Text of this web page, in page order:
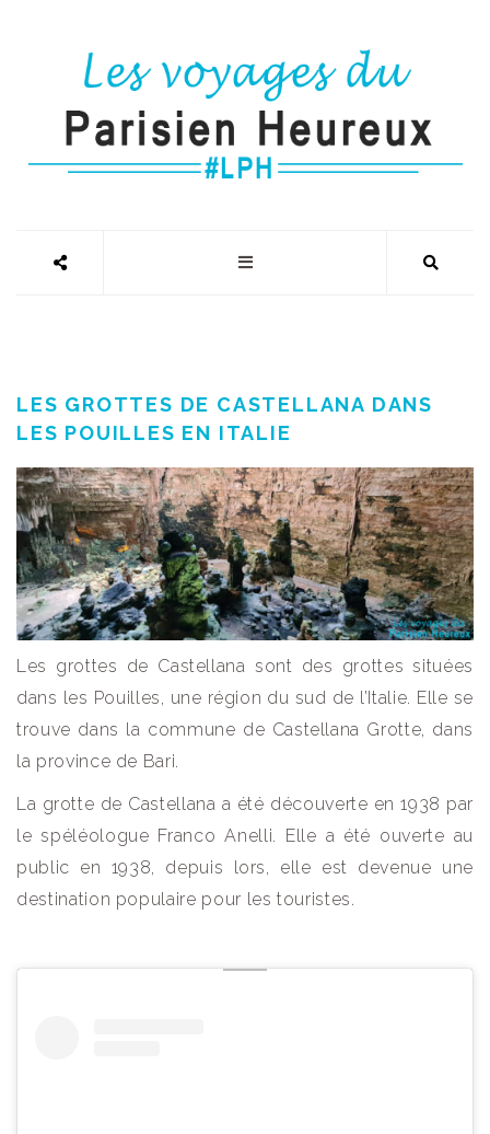
LES GROTTES DE CASTELLANA DANS
LES POUILLES EN ITALIE
Les grottes de Castellana sont des grottes situées
dans les Pouilles, une région du sud de l’Italie. Elle se
trouve dans la commune de Castellana Grotte, dans
la province de Bari.
La grotte de Castellana a été découverte en 1938 par
le spéléologue Franco Anelli. Elle a été ouverte au
public en 1938, depuis lors, elle est devenue une
destination populaire pour les touristes.